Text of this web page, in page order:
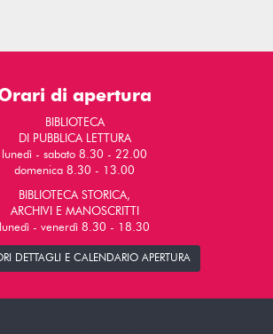
di apertura
BIBLIOTECA
DI PUBBLICA LETTURA
lunedì - sabato 8.30 - 22.00
domenica 8.30 - 13.00
BIBLIOTECA STORICA,
ARCHIVI E MANOSCRITTI
lunedì - venerdì 8.30 - 18.30
DETTAGLI E CALENDARIO APERTURA